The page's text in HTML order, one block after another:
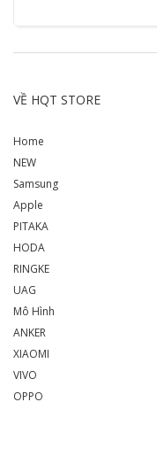
VỀ HQT STORE
Home
NEW
Samsung
Apple
PITAKA
HODA
RINGKE
UAG
Mô Hình
ANKER
XIAOMI
VIVO
OPPO